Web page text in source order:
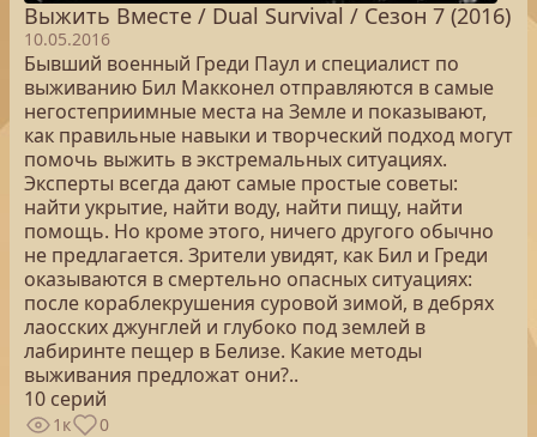
Выжить Вместе / Dual Survival / Сезон 7 (2016)
10.05.2016
Бывший военный Греди Паул и специалист по
выживанию Бил Макконел отправляются в самые
негостеприимные места на Земле и показывают,
как правильные навыки и творческий подход могут
помочь выжить в экстремальных ситуациях.
Эксперты всегда дают самые простые советы:
найти укрытие, найти воду, найти пищу, найти
помощь. Но кроме этого, ничего другого обычно
не предлагается. Зрители увидят, как Бил и Греди
оказываются в смертельно опасных ситуациях:
после кораблекрушения суровой зимой, в дебрях
лаосских джунглей и глубоко под землей в
лабиринте пещер в Белизе. Какие методы
выживания предложат они?..
10 серий
1к 0